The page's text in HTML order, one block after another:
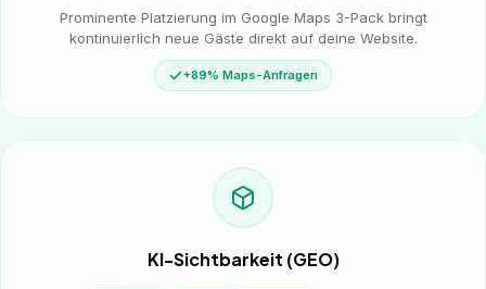
Prominente Platzierung im Google Maps 3-Pack bringt
kontinuierlich neue Gäste direkt auf deine Website.
+89% Maps-Anfragen
KI-Sichtbarkeit (GEO)